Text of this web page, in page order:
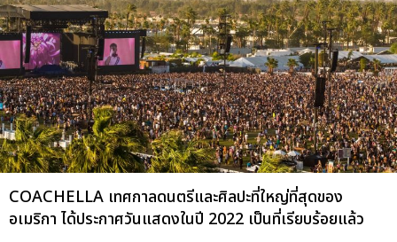
COACHELLA เทศกาลดนตรีและศิลปะที่ใหญ่ที่สุดของ
อเมริกา ได้ประกาศวันแสดงในปี 2022 เป็นที่เรียบร้อยแล้ว